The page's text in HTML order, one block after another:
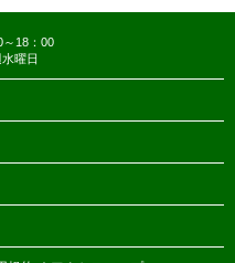
～18：00
曜日